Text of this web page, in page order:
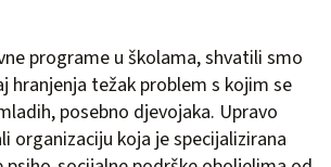
programe u školama, shvatili smo
hranjenja težak problem s kojim se
posebno djevojaka. Upravo
organizaciju koja je specijalizirana